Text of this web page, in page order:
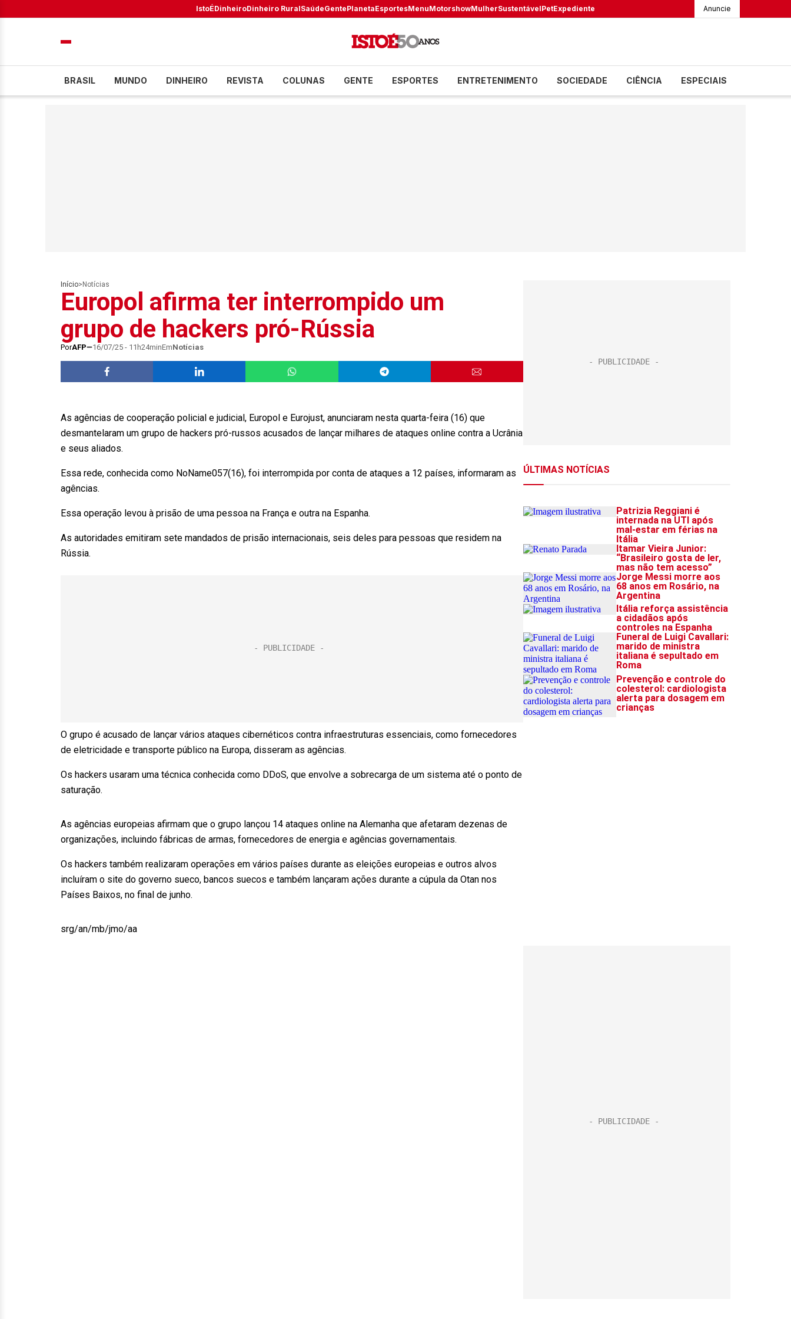
IstoÉDinheiroDinheiro RuralSaúdeGentePlanetaEsportesMenuMotorshowMulherSustentávelPetExpediente Anuncie
BRASIL MUNDO DINHEIRO REVISTA COLUNAS GENTE ESPORTES ENTRETENIMENTO SOCIEDADE CIÊNCIA ESPECIAIS
Início> Notícias
Europol afirma ter interrompido um
grupo de hackers pró-Rússia
PorAFP 16/07/25 - 11h24minEmNotícias
As agências de cooperação policial e judicial, Europol e Eurojust, anunciaram nesta quarta-feira (16) que
desmantelaram um grupo de hackers pró-russos acusados de lançar milhares de ataques online contra a Ucrânia
e seus aliados.
Essa rede, conhecida como NoName057(16), foi interrompida por conta de ataques a 12 países, informaram as
agências.
Essa operação levou à prisão de uma pessoa na França e outra na Espanha.
As autoridades emitiram sete mandados de prisão internacionais, seis deles para pessoas que residem na
Rússia.
O grupo é acusado de lançar vários ataques cibernéticos contra infraestruturas essenciais, como fornecedores
de eletricidade e transporte público na Europa, disseram as agências.
Os hackers usaram uma técnica conhecida como DDoS, que envolve a sobrecarga de um sistema até o ponto de
saturação.
As agências europeias afirmam que o grupo lançou 14 ataques online na Alemanha que afetaram dezenas de
organizações, incluindo fábricas de armas, fornecedores de energia e agências governamentais.
Os hackers também realizaram operações em vários países durante as eleições europeias e outros alvos
incluíram o site do governo sueco, bancos suecos e também lançaram ações durante a cúpula da Otan nos
Países Baixos, no final de junho.
srg/an/mb/jmo/aa